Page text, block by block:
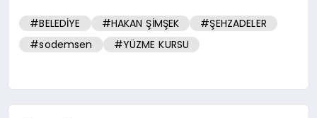
#BELEDİYE #HAKAN ŞİMŞEK
#ŞEHZADELER
#sodemsen
#YÜZME KURSU